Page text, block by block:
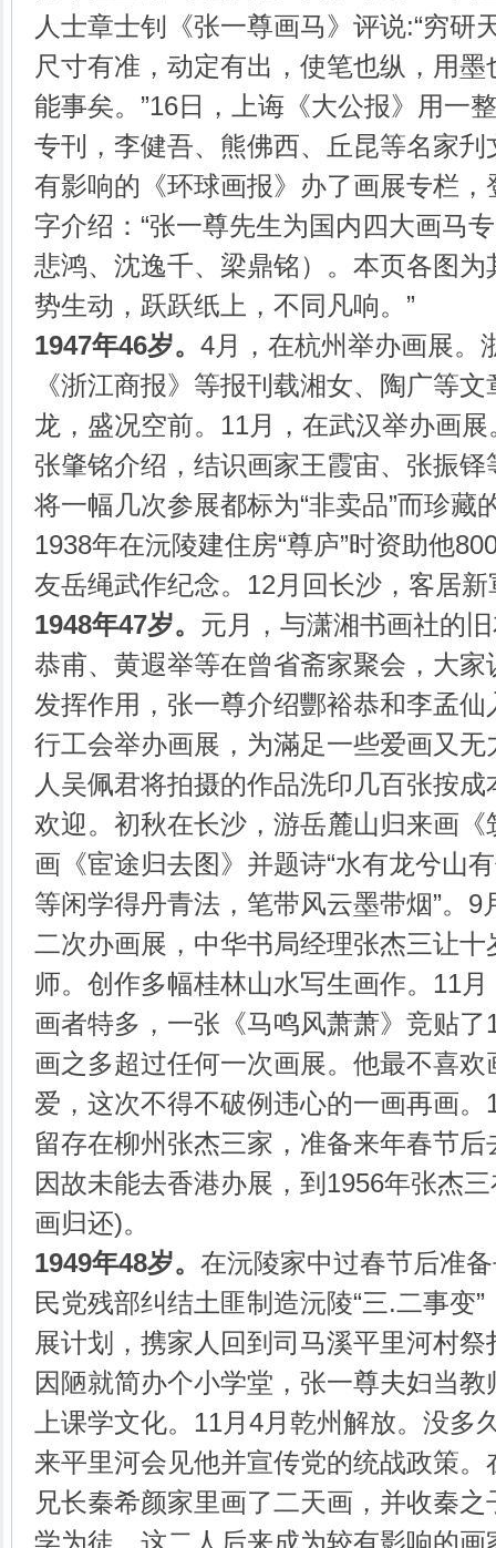
人士章士钊《张一尊画马》评说:“穷研
尺寸有准，动定有出，使笔也纵，用
能事矣。”16日，上诲《大公报》用一
专刊，李健吾、熊佛西、丘昆等名家
有影响的《环球画报》办了画展专栏
字介绍：“张一尊先生为国内四大画马
悲鸿、沈逸千、梁鼎铭）。本页各图
势生动，跃跃纸上，不同凡响。”
1947年46岁。 4月，在杭州举办画展。
《浙江商报》等报刊载湘女、陶广等
龙，盛况空前。11月，在武汉举办画
张肇铭介绍，结识画家王霞宙、张振
将一幅几次参展都标为“非卖品”而珍藏
1938年在沅陵建住房“尊庐”时资助他
友岳绳武作纪念。12月回长沙，客居新
1948年47岁。 元月，与潇湘书画社的
恭甫、黄遐举等在曾省斋家聚会，大
发挥作用，张一尊介绍酆裕恭和李孟
行工会举办画展，为滿足一些爱画又
人吴佩君将拍摄的作品洗印几百张按
欢迎。初秋在长沙，游岳麓山归来画
画《宦途归去图》并题诗“水有龙兮山
等闲学得丹青法，笔带风云墨带烟”。
二次办画展，中华书局经理张杰三让
师。创作多幅桂林山水写生画作。11
画者特多，一张《马鸣风萧萧》竞贴
画之多超过任何一次画展。他最不喜
爱，这次不得不破例违心的一画再画
留存在柳州张杰三家，准备来年春节
因故未能去香港办展，到1956年张杰
画归还)。
1949年48岁。 在沅陵家中过春节后准
民党残部纠结土匪制造沅陵“三.二事变
展计划，携家人回到司马溪平里河村
因陋就简办个小学堂，张一尊夫妇当
上课学文化。11月4月乾州解放。没多
来平里河会见他并宣传党的统战政策
兄长秦希颜家里画了二天画，并收秦
学为徒，这二人后来成为较有影响的画